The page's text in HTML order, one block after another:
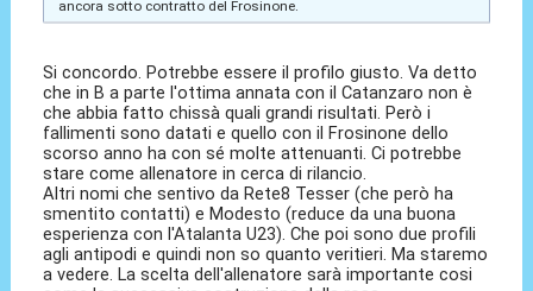
ancora sotto contratto del Frosinone.
Si concordo. Potrebbe essere il profilo giusto. Va detto
che in B a parte l'ottima annata con il Catanzaro non è
che abbia fatto chissà quali grandi risultati. Però i
fallimenti sono datati e quello con il Frosinone dello
scorso anno ha con sé molte attenuanti. Ci potrebbe
stare come allenatore in cerca di rilancio.
Altri nomi che sentivo da Rete8 Tesser (che però ha
smentito contatti) e Modesto (reduce da una buona
esperienza con l'Atalanta U23). Che poi sono due profili
agli antipodi e quindi non so quanto veritieri. Ma staremo
a vedere. La scelta dell'allenatore sarà importante cosi